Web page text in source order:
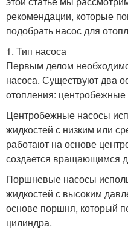
рекомендации, которые
подобрать насос для
1. Тип насоса
Первым делом
насоса. Существуют два
отопления:
Центробежные насосы
жидкостей с низким или
работают на основе
создается вращающимся
Поршневые насосы
жидкостей с высоким
основе поршня, который
цилиндра.